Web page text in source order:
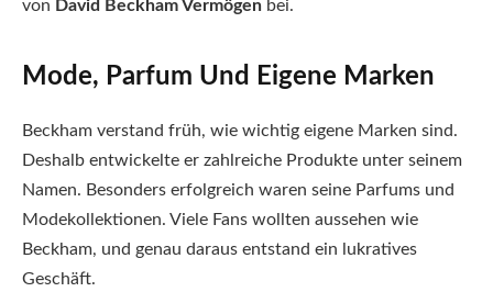
von David Beckham Vermögen bei.
Mode, Parfum Und Eigene Marken
Beckham verstand früh, wie wichtig eigene Marken sind.
Deshalb entwickelte er zahlreiche Produkte unter seinem
Namen. Besonders erfolgreich waren seine Parfums und
Modekollektionen. Viele Fans wollten aussehen wie
Beckham, und genau daraus entstand ein lukratives
Geschäft.